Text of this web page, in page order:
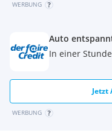
WERBUNG
Auto
In einer
Jetzt
WERBUNG